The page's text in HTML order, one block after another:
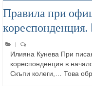
Правила при
кореспонденция.
Илияна Кунева При
кореспонденция в
Скъпи колеги,… Това